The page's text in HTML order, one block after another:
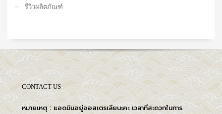
รีวิวผลิตภัณฑ์
CONTACT US
หมายเหตุ : แอดมินอยู่ออสเตรเลียนะคะ เวลาที่สะดวกในการ